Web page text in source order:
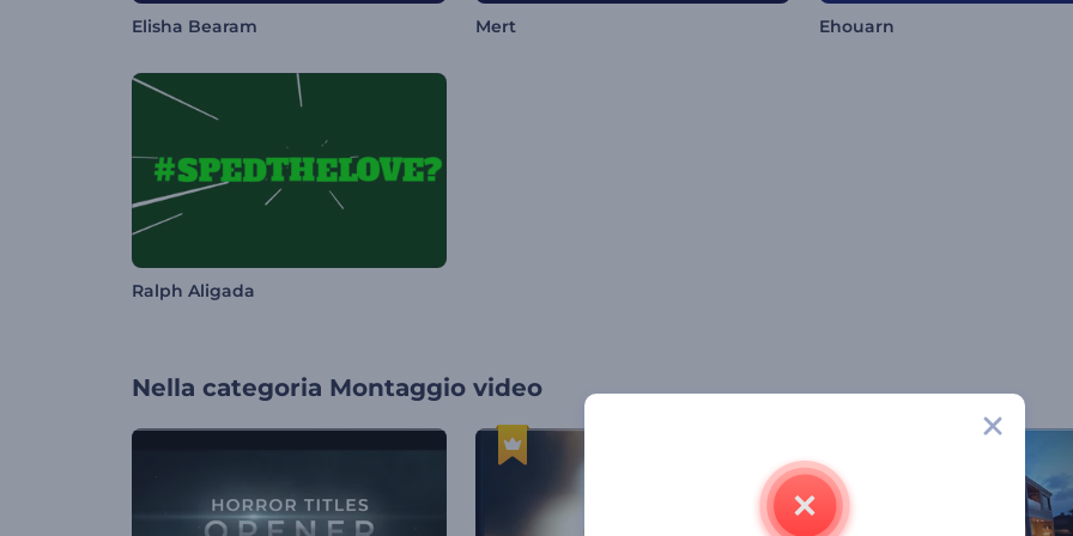
Elisha Bearam Mert Ehouarn
Ralph Aligada
Nella categoria Montaggio video